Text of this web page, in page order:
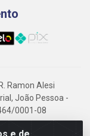
Ramon Alesi
João Pessoa -
0001-08
paraibano, é